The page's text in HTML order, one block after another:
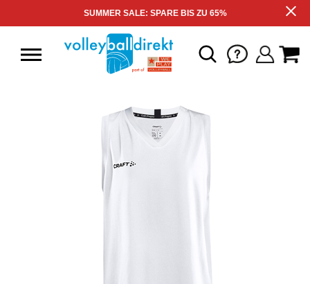
SUMMER SALE: SPARE BIS ZU 65%